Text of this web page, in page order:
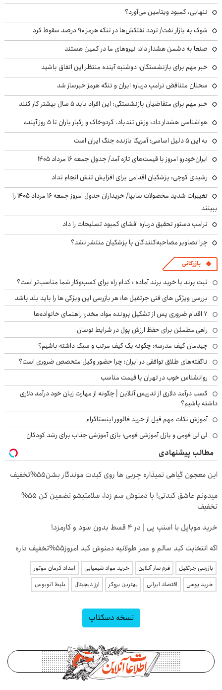
تنهایی، کمبود ویتامین می‌آورد؟
شوک به بازار نفت/ تردد نفتکش‌ها در تنگه هرمز ۹۰ درصد سقوط کرد
صنعا به دشمن هشدار داد؛ نیروهای ما در کمین هستند
خبر مهم برای بازنشستگان؛ دوشنبه آینده منتظر این اتفاق باشید
سخنان متناقض ترامپ درباره ایران و تنگه هرمز خبرساز شد
خبر مهم برای متقاضیان بازنشستگی: این افراد باید ۵ سال بیشتر کار کنند
هواشناسی هشدار داد: وزش تندباد، گردوخاک و رگبار باران تا ۵ روز آینده
به این ۵ دلیل اساسی؛ آمریکا بازنده جنگ ایران است
ایران‌خودرو امروز با قیمت‌های تازه آمد/ جدول جمعه ۱۶ مرداد ۱۴۰۵
رشیدی کوچی: پزشکیان اقدامی برای افزایش تنش انجام نداد
تغییرات شدید محصولات سایپا/ خریداران جدول امروز جمعه ۱۶ مرداد ۱۴۰۵ را
ببینند
ترامپ دستور تحقیق درباره افشای کمبود تسلیحات را داد
چرا تصاویر مصاحبه‌کنندگان با پزشکیان منتشر نشد؟
بازرگانی
ثبت برند یا خرید برند آماده : کدام راه برای کسب‌وکار شما مناسب‌تر است؟
بررسی ویژگی های فنی جرثقیل ها: هر بازرسی این ویژگی ها را باید بلد باشد
۷ اقدام ضروری پس از تشکیل پرونده مواد مخدر؛ راهنمای خانواده‌ها
راهی مطمئن برای حفظ ارزش پول در شرایط نوسان
چیدمان کیف مدرسه؛ چگونه یک کیف مرتب و سبک داشته باشیم؟
ناگفته‌های طلاق توافقی در ایران؛ چرا حضور وکیل متخصص ضروری است؟
روانشناس خوب در تهران با قیمت مناسب
کسب درآمد دلاری از تدریس آنلاین | چگونه از مهارت زبان خود درآمد دلاری
داشته باشیم؟
آموزش نکات مهم قبل از خرید فالوور اینستاگرام
لی لی فومی و پازل آموزشی فومی؛ بازی آموزشی جذاب برای رشد کودکان
مطالب پیشنهادی
این معجون گیاهی نمیذاره چربی ها روی کبدت موندگار بشن55%تخفیف
میدونم عاشق کبدتی! با دمنوش سم زدا، سلامتیشو تضمین کن 55%
تخفیف
خرید موبایل با اسنپ پی | در ۴ قسط بدون سود و کارمزد!
اگه انتخابت کبد سالم و عمر طولانیه دمنوش کبد امروز55%تخفیف داره
بازرسی جرثقیل فرم ساز آنلاین خرید مواد شیمیایی
امداد کرمان موتور
خرید یوسی
اقتصاد ایرانی بهترین بروکر ارز دیجیتال بلیط اتوبوس
نسخه دسکتاپ